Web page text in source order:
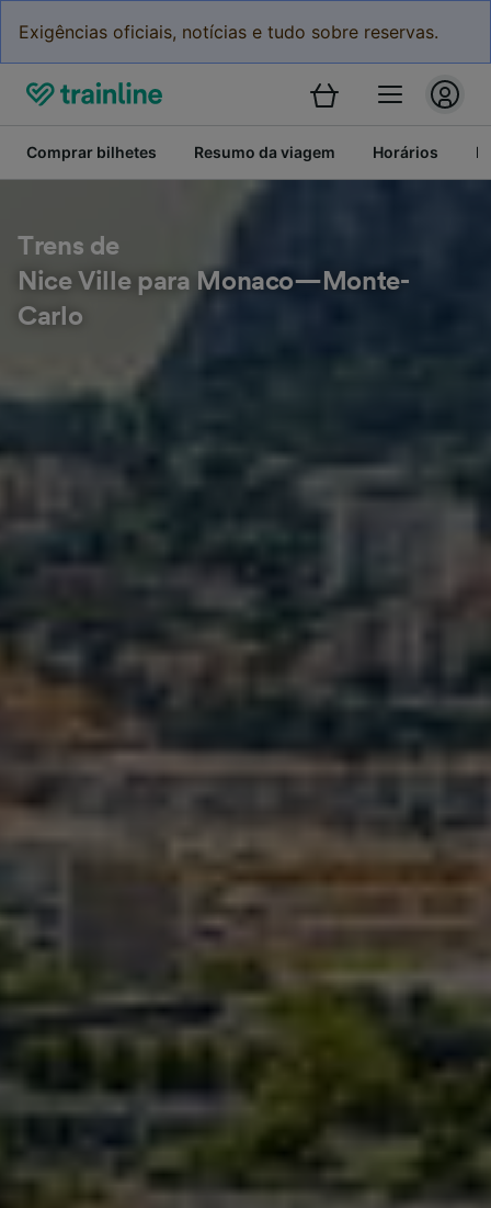
Exigências oficiais, notícias e tudo sobre reservas.
Comprar bilhetes Resumo da viagem Horários
Trens de
Nice Ville para Monaco—Monte-
Carlo